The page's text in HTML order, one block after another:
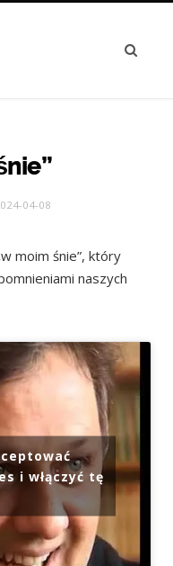
04-08
moim śnie”, który
naszych
i włączyć tę